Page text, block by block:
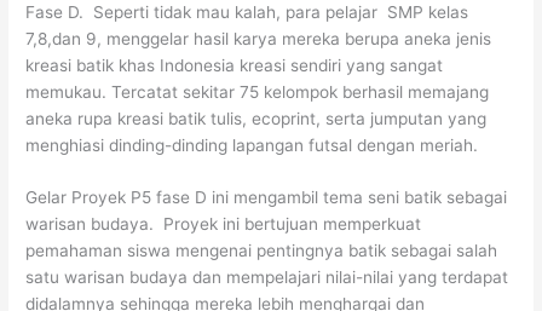
Fase D. Seperti tidak mau kalah, para pelajar SMP kelas
7,8,dan 9, menggelar hasil karya mereka berupa aneka jenis
kreasi batik khas Indonesia kreasi sendiri yang sangat
memukau. Tercatat sekitar 75 kelompok berhasil memajang
aneka rupa kreasi batik tulis, ecoprint, serta jumputan yang
menghiasi dinding-dinding lapangan futsal dengan meriah.
Gelar Proyek P5 fase D ini mengambil tema seni batik sebagai
warisan budaya. Proyek ini bertujuan memperkuat
pemahaman siswa mengenai pentingnya batik sebagai salah
satu warisan budaya dan mempelajari nilai-nilai yang terdapat
didalamnya sehingga mereka lebih menghargai dan